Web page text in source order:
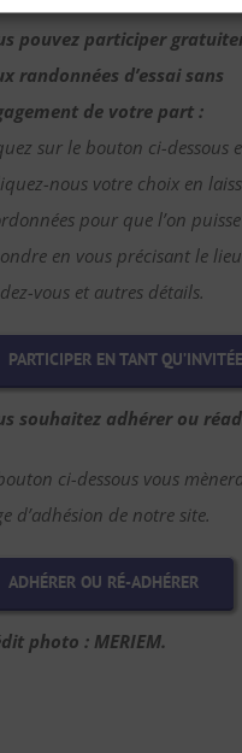
pouvez participer
randonnées d’essai sans
de votre part :
sur le bouton ci-dessous
nous votre choix en
pour que l’on
en vous précisant le
vous et autres détails.
PARTICIPER EN TANT QU’INVITÉE
souhaitez adhérer ou
ci-dessous vous
d’adhésion de notre site.
ADHÉRER OU RÉ-ADHÉRER
photo : MERIEM.